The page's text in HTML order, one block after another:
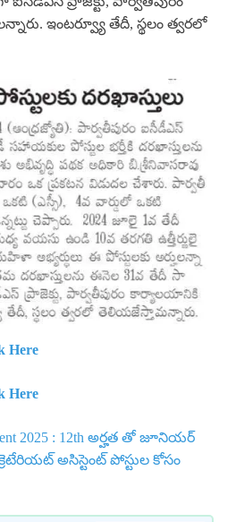
ఇంటర్వ్యూ తేదీ, స్థలం త్వరలో
Here
Here
2025 : 12th అర్హత తో జూనియర్
అసిస్టెంట్ పోస్టుల కోసం